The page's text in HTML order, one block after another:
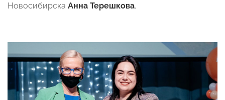
Новосибирска Анна Терешкова.